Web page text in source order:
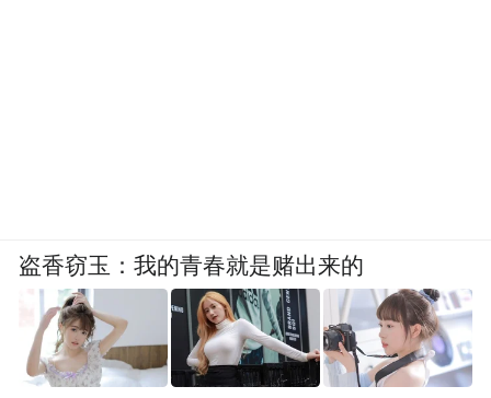
盗香窃玉：我的青春就是赌出来的